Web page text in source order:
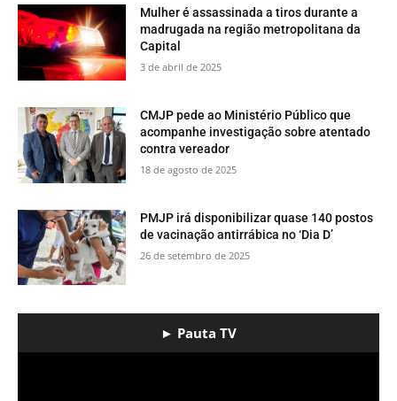
Mulher é assassinada a tiros durante a
madrugada na região metropolitana da
Capital
3 de abril de 2025
CMJP pede ao Ministério Público que
acompanhe investigação sobre atentado
contra vereador
18 de agosto de 2025
PMJP irá disponibilizar quase 140 postos
de vacinação antirrábica no ‘Dia D’
26 de setembro de 2025
► Pauta TV